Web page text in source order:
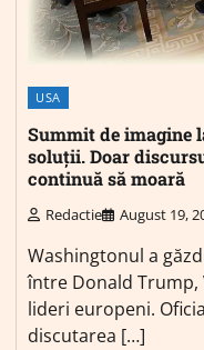
USA
Summit de imagine
soluții. Doar
continuă să moară
Redactie August 19,
Washingtonul a
între Donald Trump,
lideri europeni.
discutarea […]